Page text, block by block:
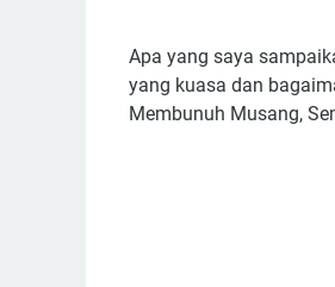
Apa yang saya
yang kuasa dan
Membunuh Musang,